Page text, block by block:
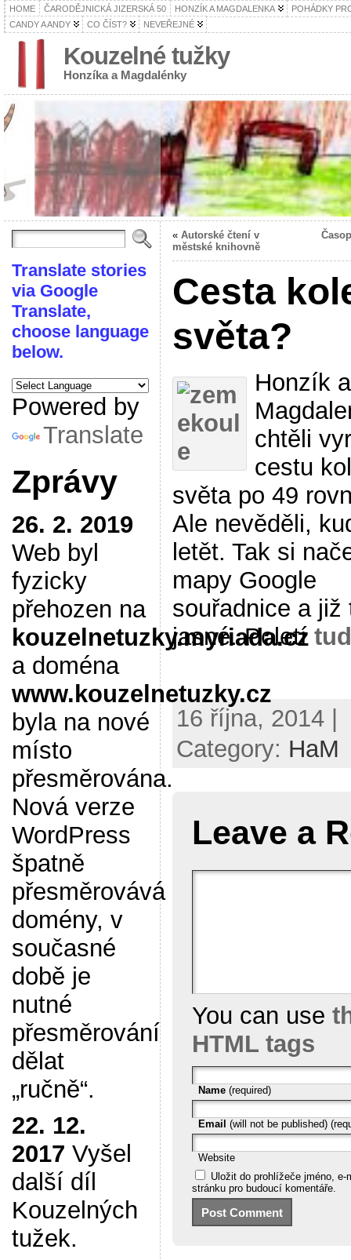
HOME ČARODĚJNICKÁ JIZERSKÁ 50 HONZÍK A MAGDALENKA
POHÁDKY
CANDY A ANDY
CO ČÍST? NEVEŘEJNÉ
Kouzelné tužky
Honzíka a Magdalénky
Translate stories
via Google
Translate,
choose language
below.
Powered by
Translate
Zprávy
26. 2. 2019
Web byl
fyzicky
přehozen na
kouzelnetuzky.myriada.cz
a doména
www.kouzelnetuzky.cz
byla na nové
místo
přesměrována.
Nová verze
WordPress
špatně
přesměrovává
domény, v
současné
době je
nutné
přesměrování
dělat
„ručně“.
22. 12.
2017 Vyšel
další díl
Kouzelných
tužek.
« Autorské čtení v
městské knihovně
Cesta
světa?
Honzík a
chtěli
cestu
světa po 49
Ale nevěděli,
letět. Tak si
mapy Google
souřadnice a již
jasné. Poletí
16 října, 2014 |
Category: HaM
Leave a
You can use
HTML tags
Name (required)
Email (will not be published)
Website
Uložit do prohlížeče jméno, e-
stránku pro budoucí komentáře.